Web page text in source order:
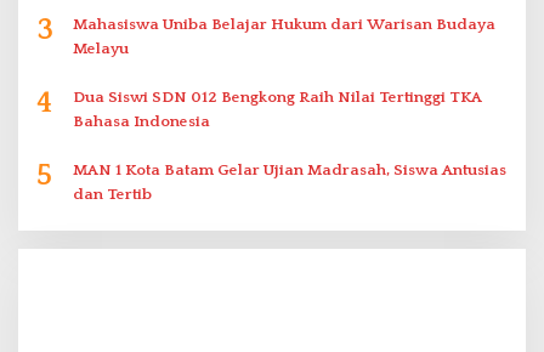
3
Mahasiswa Uniba Belajar Hukum dari Warisan Budaya
Melayu
4
Dua Siswi SDN 012 Bengkong Raih Nilai Tertinggi TKA
Bahasa Indonesia
5
MAN 1 Kota Batam Gelar Ujian Madrasah, Siswa Antusias
dan Tertib